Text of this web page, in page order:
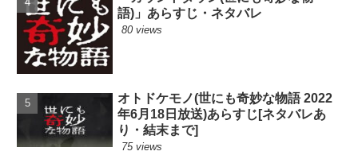
語)」あらすじ・ネタバレ
80 views
オトドケモノ(世にも奇妙な物語 2022
年6月18日放送)あらすじ[ネタバレあ
り・結末まで]
75 views